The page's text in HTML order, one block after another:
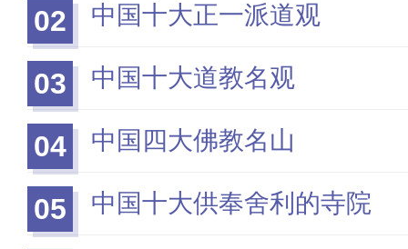
02 中国十大正一派道观
03 中国十大道教名观
04 中国四大佛教名山
05 中国十大供奉舍利的寺院